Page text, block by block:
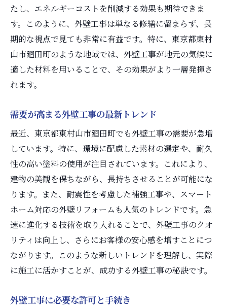
外壁工事の契約から施工開始までの流れを徹底
解説
信頼できる業者選びの基準
見積もり書の読み解き方と注意点
契約書に含めるべき重要事項
施工のタイミングと季節選びのコツ
契約後に発生しがちなトラブルとその対策
プロが教える外壁工事の実際の施工手順
外壁工事の基本的な工程とその概要
足場設置から始まる具体的な作業
外壁材の加工と設置の流れ
特殊な施工技術とその効果
施工中に気をつけるべき安全管理
施工現場での品質管理の実際
外壁工事中に注意すべき重要なチェックポイン
施工中に確認すべき外壁の状態
たし、エネルギーコストを削減する効果も期待できま
す。このように、外壁工事は単なる修繕に留まらず、長
期的な視点で見ても非常に有益です。特に、東京都東村
山市廻田町のような地域では、外壁工事が地元の気候に
適した材料を用いることで、その効果がより一層発揮さ
れます。
需要が高まる外壁工事の最新トレンド
最近、東京都東村山市廻田町でも外壁工事の需要が急増
しています。特に、環境に配慮した素材の選定や、耐久
性の高い塗料の使用が注目されています。これにより、
建物の美観を保ちながら、長持ちさせることが可能にな
ります。また、耐震性を考慮した補強工事や、スマート
ホーム対応の外壁リフォームも人気のトレンドです。急
速に進化する技術を取り入れることで、外壁工事のクオ
リティは向上し、さらにお客様の安心感を増すことにつ
ながります。このような新しいトレンドを理解し、実際
に施工に活かすことが、成功する外壁工事の秘訣です。
外壁工事に必要な許可と手続き